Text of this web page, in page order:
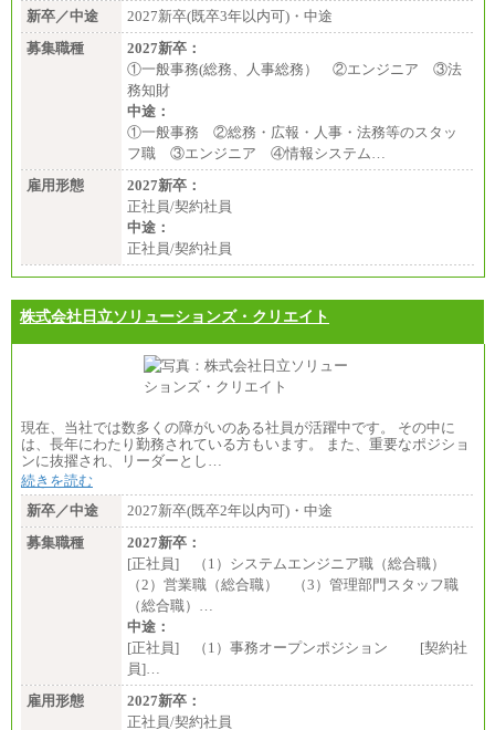
新卒／中途
2027新卒(既卒3年以内可)・中途
募集職種
2027新卒：
①一般事務(総務、人事総務） ②エンジニア ③法
務知財
中途：
①一般事務 ②総務・広報・人事・法務等のスタッ
フ職 ③エンジニア ④情報システム…
雇用形態
2027新卒：
正社員/契約社員
中途：
正社員/契約社員
株式会社日立ソリューションズ・クリエイト
現在、当社では数多くの障がいのある社員が活躍中です。 その中に
は、長年にわたり勤務されている方もいます。 また、重要なポジショ
ンに抜擢され、リーダーとし…
続きを読む
新卒／中途
2027新卒(既卒2年以内可)・中途
募集職種
2027新卒：
[正社員] （1）システムエンジニア職（総合職）
（2）営業職（総合職） （3）管理部門スタッフ職
（総合職）…
中途：
[正社員] （1）事務オープンポジション [契約社
員]…
雇用形態
2027新卒：
正社員/契約社員